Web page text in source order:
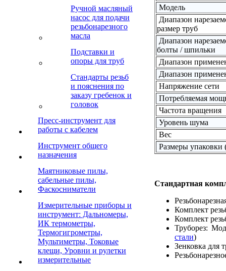
Ручной масляный
насос для подачи
резьбонарезного
масла
Подставки и
опоры для труб
Стандарты резьб
и пояснения по
заказу гребенок и
головок
Пресс-инструмент для
работы с кабелем
Инструмент общего
назначения
Маятниковые пилы,
сабельные пилы,
Фаскосниматели
Измерительные приборы и
инструмент: Дальномеры,
ИК термометры,
Термогигрометры,
Мультиметры, Токовые
клещи, Уровни и рулетки
измерительные
Модель
Диапазон
размер труб
Диапазон
болты / шпильки
Диапазон
Диапазон
Напряжение сети
Потребляемая
Частота вращения
Уровень шума
Вес
Размеры
Стандартная
Комплект
Комплект
Труборез:
стали)
Зенковка для